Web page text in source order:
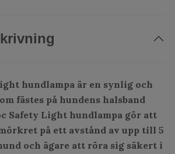
hundlampa är en synlig och
fästes på hundens halsband
Safety Light hundlampa gör att
på ett avstånd av upp till 5
och ägare att röra sig säkert i